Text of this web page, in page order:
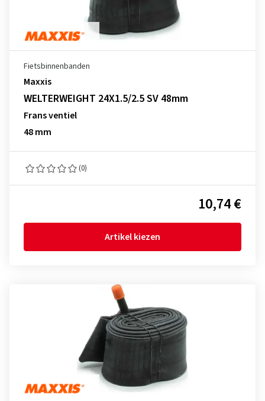
Fietsbinnenbanden
Maxxis
WELTERWEIGHT 24X1.5/2.5 SV 48mm
Frans ventiel
48 mm
(0)
10,74 €
Artikel kiezen